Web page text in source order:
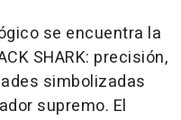
se encuentra la
SHARK: precisión,
simbolizadas
supremo. El